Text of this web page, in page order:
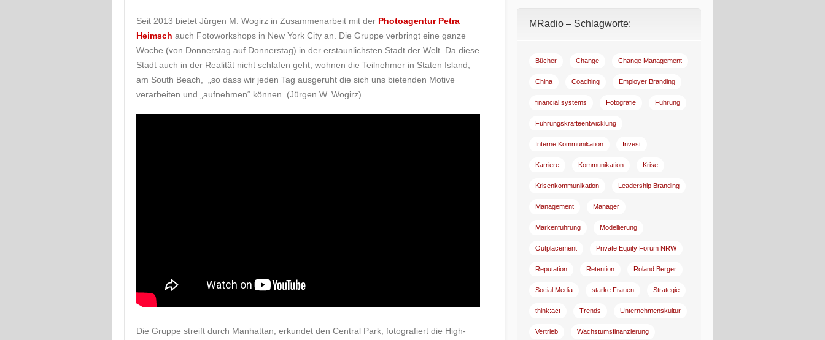
Seit 2013 bietet Jürgen M. Wogirz in Zusammenarbeit mit der Photoagentur Petra
Heimsch auch Fotoworkshops in New York City an. Die Gruppe verbringt eine ganze
Woche (von Donnerstag auf Donnerstag) in der erstaunlichsten Stadt der Welt. Da diese
Stadt auch in der Realität nicht schlafen geht, wohnen die Teilnehmer in Staten Island,
am South Beach, „so dass wir jeden Tag ausgeruht die sich uns bietenden Motive
verarbeiten und „aufnehmen“ können. (Jürgen W. Wogirz)
Die Gruppe streift durch Manhattan, erkundet den Central Park, fotografiert die High-
MRadio – Schlagworte:
Bücher Change Change Management
China Coaching Employer Branding
financial systems Fotografie Führung
Führungskräfteentwicklung
Interne Kommunikation Invest
Karriere Kommunikation Krise
Krisenkommunikation Leadership Branding
Management Manager
Markenführung Modellierung
Outplacement Private Equity Forum NRW
Reputation Retention Roland Berger
Social Media starke Frauen Strategie
think:act Trends Unternehmenskultur
Vertrieb Wachstumsfinanzierung